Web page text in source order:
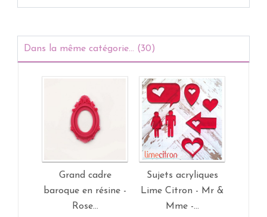
Dans la même catégorie... (30)
Grand cadre
baroque en résine -
Rose...
Sujets acryliques
Lime Citron - Mr &
Mme -...